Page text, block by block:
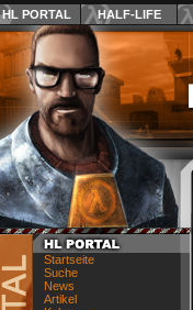
HL PORTAL HALF-LIFE
Startseite
Suche
News
Artikel